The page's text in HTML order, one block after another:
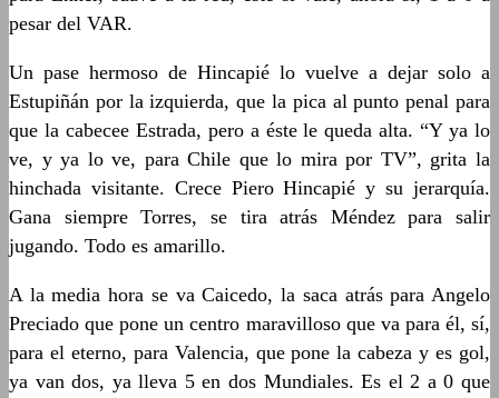
pesar del VAR.
Un pase hermoso de Hincapié lo vuelve a dejar solo a
Estupiñán por la izquierda, que la pica al punto penal para
que la cabecee Estrada, pero a éste le queda alta. “Y ya lo
ve, y ya lo ve, para Chile que lo mira por TV”, grita la
hinchada visitante. Crece Piero Hincapié y su jerarquía.
Gana siempre Torres, se tira atrás Méndez para salir
jugando. Todo es amarillo.
A la media hora se va Caicedo, la saca atrás para Angelo
Preciado que pone un centro maravilloso que va para él, sí,
para el eterno, para Valencia, que pone la cabeza y es gol,
ya van dos, ya lleva 5 en dos Mundiales. Es el 2 a 0 que